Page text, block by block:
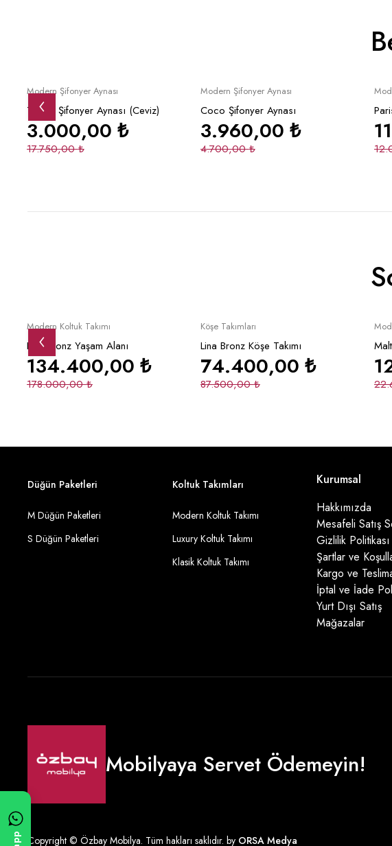
Sepete Ekle
Modern Şifonyer Aynası
Torino Şifonyer Aynası (Ceviz)
17.750,00₺
3.000,00 ₺
Sepete Ekle
Modern Şifonyer Aynası
Coco Şifonyer Aynası
4.700,00₺
3.960,00 ₺
Sepete Ekle
Modern Koltuk Takımı
Lina Bronz Yaşam Alanı
178.000,00₺
134.400,00 ₺
Köşe Takımları
Lina Bronz Köşe Takımı
87.500,00₺
74.400,00 ₺
Düğün Paketleri
M Düğün Paketleri
S Düğün Paketleri
Koltuk Takımları
Modern Koltuk Takımı
Luxury Koltuk Takımı
Klasik Koltuk Takımı
Kurumsal
Hakkımızda
Mesafeli Satış
Gizlilik Politikası
Şartlar ve
Kargo ve
İptal ve İade
Yurt Dışı Satış
Mağazalar
Mobilyaya Servet Ödemeyin!
Copyright © Özbay Mobilya. Tüm hakları saklıdır. by ORSA Medya